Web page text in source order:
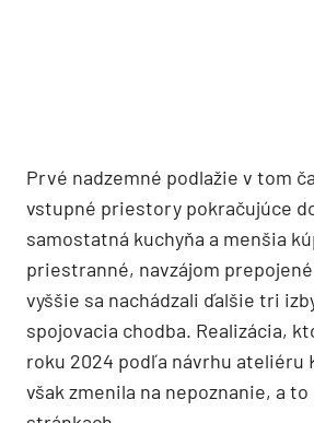
Prvé nadzemné podlažie v tom
vstupné priestory pokračujúce
samostatná kuchyňa a menšia
priestranné, navzájom prepojené
vyššie sa nachádzali ďalšie tri
spojovacia chodba. Realizácia,
roku 2024 podľa návrhu ateliéru
však zmenila na nepoznanie, a